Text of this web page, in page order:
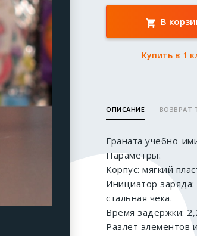
В
Купить в 1
ОПИСАНИЕ ВОЗВРАТ
Граната учебно-
Параметры:
Корпус: мягкий
Инициатор заряда:
стальная чека.
Время задержки:
Разлет элементов